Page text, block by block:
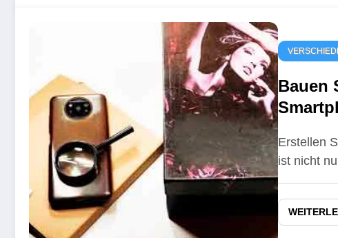
Bauen
einem
Erstellen
ist nicht